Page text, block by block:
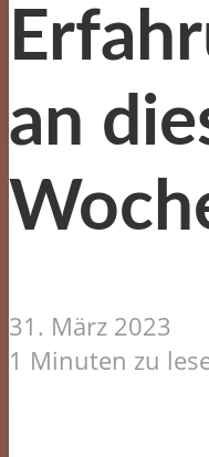
an
31. März 2023
1 Minuten zu